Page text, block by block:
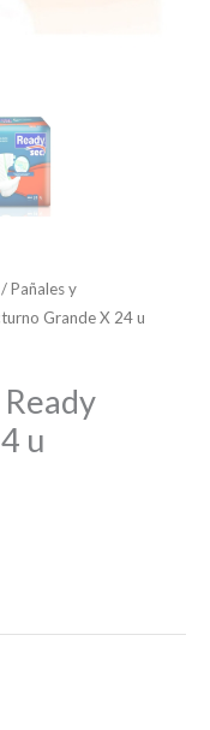
/Pañales y
Grande X 24 u
u